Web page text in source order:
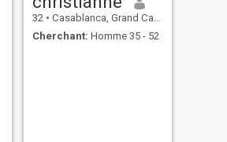
32 • Casablanca, Grand Casablanca, Maroc
Cherchant: Homme 35 - 52